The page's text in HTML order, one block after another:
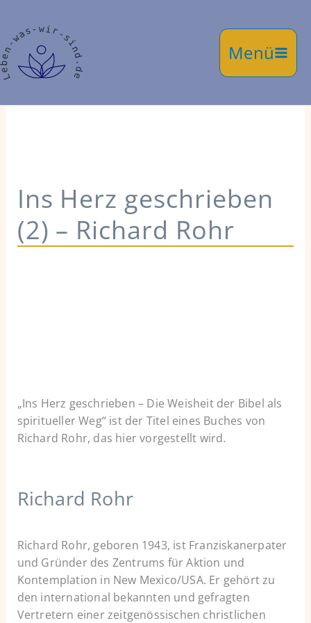
Inhalt
springen
Ins Herz geschrieben
(2) – Richard Rohr
„Ins Herz geschrieben – Die Weisheit der Bibel als
spiritueller Weg“ ist der Titel eines Buches von
Richard Rohr, das hier vorgestellt wird.
Richard Rohr
Richard Rohr, geboren 1943, ist Franziskanerpater
und Gründer des Zentrums für Aktion und
Kontemplation in New Mexico/USA. Er gehört zu
den international bekannten und gefragten
Vertretern einer zeitgenössischen christlichen